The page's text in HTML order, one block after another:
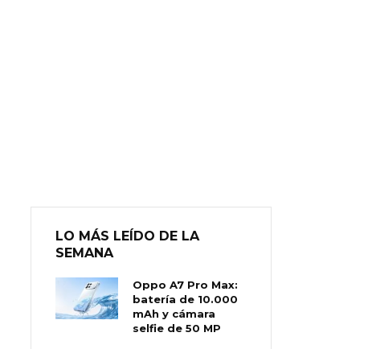
LO MÁS LEÍDO DE LA
SEMANA
Oppo A7 Pro Max:
batería de 10.000
mAh y cámara
selfie de 50 MP